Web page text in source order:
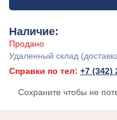
Наличие:
Продано
Удаленный склад
Справки по тел: +7 (342)
Сохраните чтобы не